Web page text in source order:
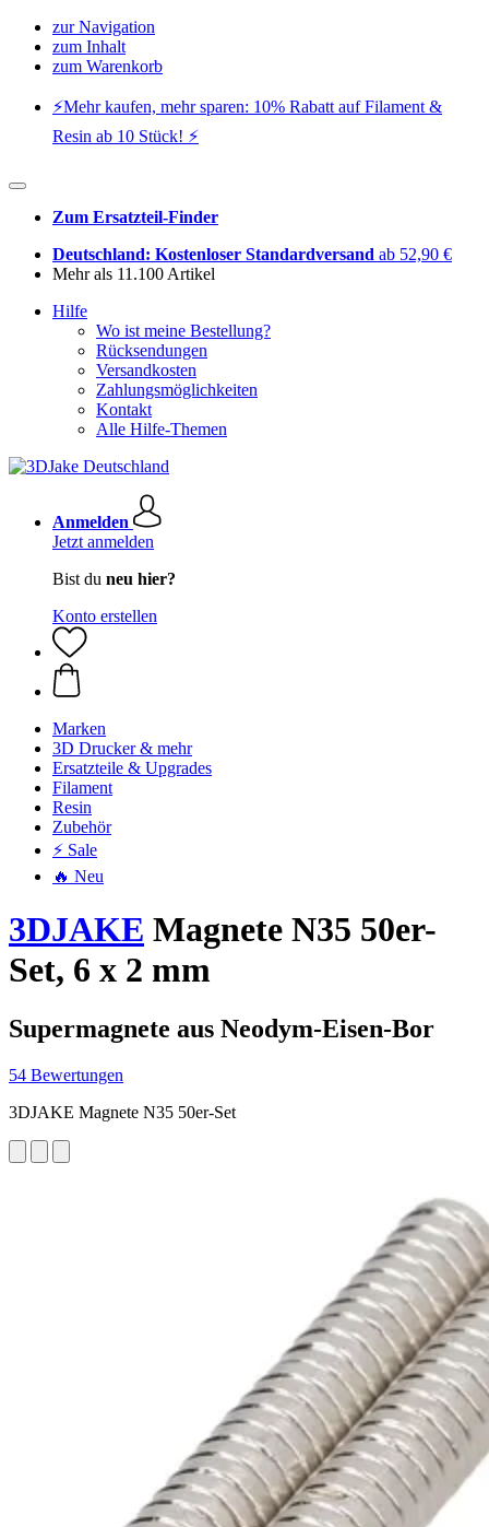
zur Navigation
zum Inhalt
zum Warenkorb
⚡️Mehr kaufen, mehr sparen: 10% Rabatt auf Filament &
Resin ab 10 Stück! ⚡️
Zum Ersatzteil-Finder
Deutschland: Kostenloser Standardversand ab 52,90 €
Mehr als 11.100 Artikel
Hilfe
Wo ist meine Bestellung?
Rücksendungen
Versandkosten
Zahlungsmöglichkeiten
Kontakt
Alle Hilfe-Themen
Anmelden
Jetzt anmelden
Bist du neu hier?
Konto erstellen
Marken
3D Drucker & mehr
Ersatzteile & Upgrades
Filament
Resin
Zubehör
⚡ Sale
🔥 Neu
3DJAKE Magnete N35 50er-
Set, 6 x 2 mm
Supermagnete aus Neodym-Eisen-Bor
54 Bewertungen
3DJAKE Magnete N35 50er-Set